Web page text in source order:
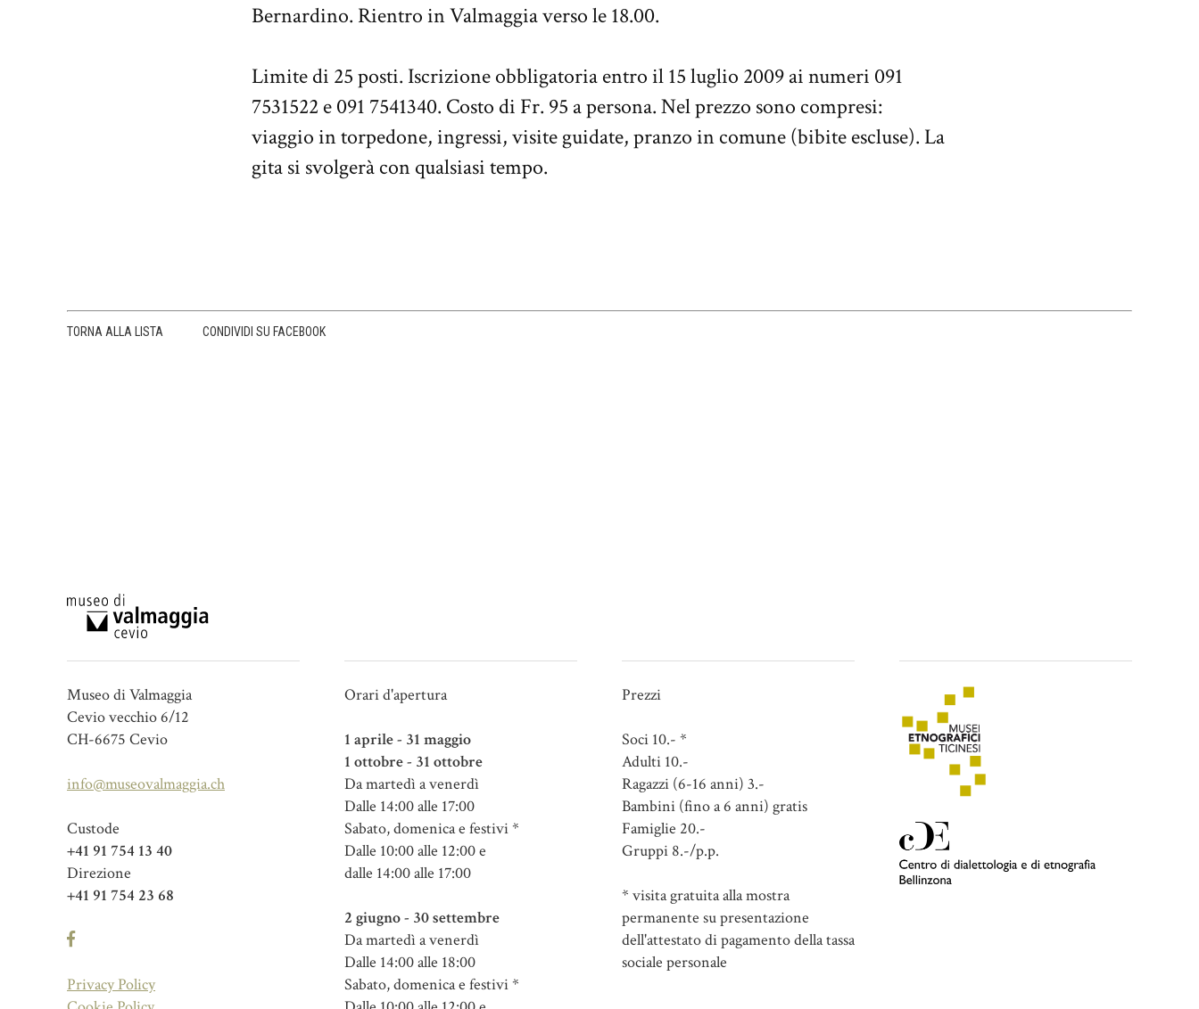
Bernardino. Rientro in Valmaggia verso le 18.00.
Limite di 25 posti. Iscrizione obbligatoria entro il 15 luglio 2009 ai numeri 091
7531522 e 091 7541340. Costo di Fr. 95 a persona. Nel prezzo sono compresi:
viaggio in torpedone, ingressi, visite guidate, pranzo in comune (bibite escluse). La
gita si svolgerà con qualsiasi tempo.
TORNA ALLA LISTA CONDIVIDI SU FACEBOOK
Museo di Valmaggia
Cevio vecchio 6/12
CH-6675 Cevio
info@museovalmaggia.ch
Custode
+41 91 754 13 40
Direzione
+41 91 754 23 68
Privacy Policy
Orari d'apertura
1 aprile - 31 maggio
1 ottobre - 31 ottobre
Da martedì a venerdì
Dalle 14:00 alle 17:00
Sabato, domenica e festivi *
Dalle 10:00 alle 12:00 e
dalle 14:00 alle 17:00
2 giugno - 30 settembre
Da martedì a venerdì
Dalle 14:00 alle 18:00
Sabato, domenica e festivi *
Prezzi
Soci 10.- *
Adulti 10.-
Ragazzi (6-16 anni) 3.-
Bambini (fino a 6 anni) gratis
Famiglie 20.-
Gruppi 8.-/p.p.
* visita gratuita alla mostra
permanente su presentazione
dell'attestato di pagamento della tassa
sociale personale